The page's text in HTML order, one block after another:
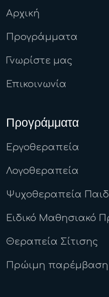
Αρχική
Προγράμματα
Γνωρίστε μας
Επικοινωνία
Προγράμματα
Εργοθεραπεία
Λογοθεραπεία
Ψυχοθεραπεία
Ειδικό Μαθησιακό
Θεραπεία Σίτισης
Πρώιμη παρέμβαση